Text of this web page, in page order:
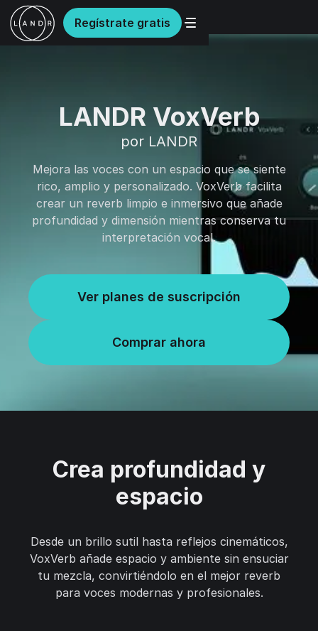
Regístrate gratis
LANDR VoxVerb
por LANDR
Mejora las voces con un espacio que se siente
rico, amplio y personalizado. VoxVerb facilita
crear un reverb limpio e inmersivo que añade
profundidad y dimensión mientras conserva tu
interpretación vocal.
Ver planes de suscripción
Comprar ahora
Crea profundidad y
espacio
Desde un brillo sutil hasta reflejos cinemáticos,
VoxVerb añade espacio y ambiente sin ensuciar
tu mezcla, convirtiéndolo en el mejor reverb
para voces modernas y profesionales.